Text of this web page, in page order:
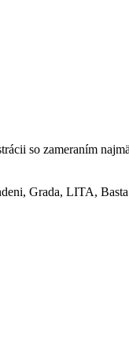
so zameraním
Grada, LITA,